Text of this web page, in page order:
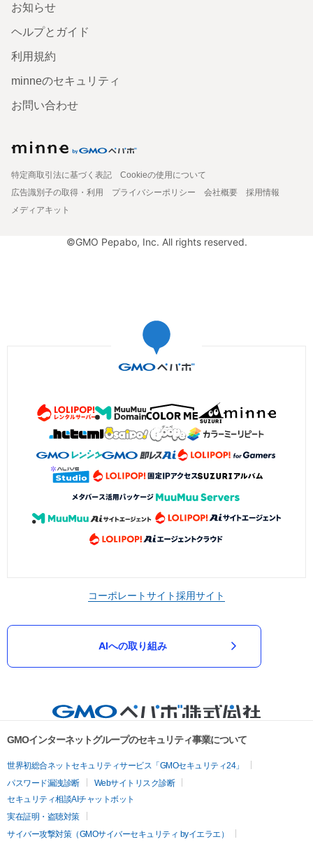
お知らせ
ヘルプとガイド
利用規約
minneのセキュリティ
お問い合わせ
特定商取引法に基づく表記
Cookieの使用について
広告識別子の取得・利用
プライバシーポリシー 会社概要
採用情報
メディアキット
©GMO Pepabo, Inc. All rights reserved.
コーポレートサイト採用サイト
AIへの取り組み
GMOインターネットグループのセキュリティ事業について
世界初総合ネットセキュリティサービス「GMOセキュリティ24」
パスワード漏洩診断
Webサイトリスク診断
セキュリティ相談AIチャットボット
実在証明・盗聴対策
サイバー攻撃対策（GMOサイバーセキュリティ byイエラエ）